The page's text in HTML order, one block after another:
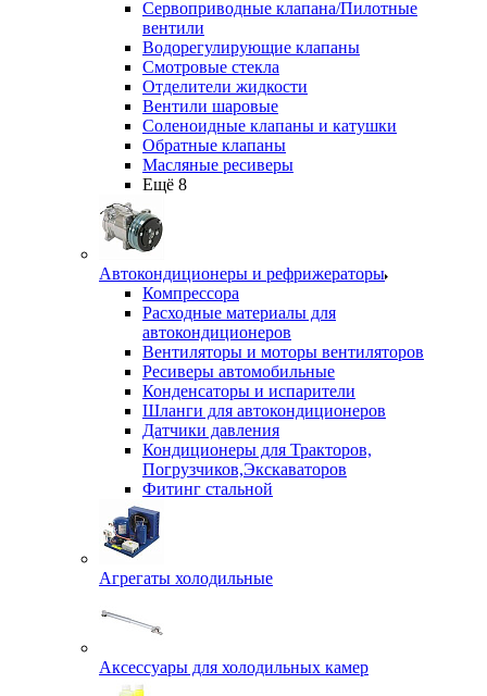
Сервоприводные клапана/Пилотные
вентили
Водорегулирующие клапаны
Смотровые стекла
Отделители жидкости
Вентили шаровые
Соленоидные клапаны и катушки
Обратные клапаны
Масляные ресиверы
Ещё 8
Автокондиционеры и рефрижераторы
Компрессора
Расходные материалы для
автокондиционеров
Вентиляторы и моторы вентиляторов
Ресиверы автомобильные
Конденсаторы и испарители
Шланги для автокондиционеров
Датчики давления
Кондиционеры для Тракторов,
Погрузчиков,Экскаваторов
Фитинг стальной
Агрегаты холодильные
Аксессуары для холодильных камер